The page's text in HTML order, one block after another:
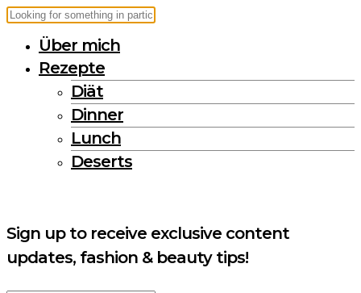
Über mich
Rezepte
Diät
Dinner
Lunch
Deserts
Sign up to receive exclusive content
updates, fashion & beauty tips!